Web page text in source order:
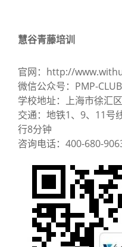
慧谷青藤培训
官网：http://
微信公众号：PMP-CLUB
学校地址：上海市徐汇
交通：地铁1、9、11号
行8分钟
咨询电话： 400-680-